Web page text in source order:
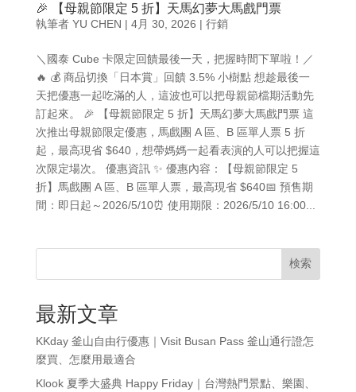
🎉 【母親節限定 5 折】天馬幻夢大馬戲門票
執筆者 YU CHEN | 4月 30, 2026 | 行銷
＼國泰 Cube 卡限定回饋最後一天，把握時間下單啦！／
🔥 💰 商品切換「日本賞」回饋 3.5% 小樹點 想趁最後一
天把優惠一起吃滿的人，這波也可以把母親節檔期活動先
訂起來。 🎉 【母親節限定 5 折】天馬幻夢大馬戲門票 這
次推出母親節限定優惠，馬戲團 A 區、B 區單人票 5 折
起，最高現省 $640，想帶媽媽一起看表演的人可以把握這
次限定場次。 優惠資訊 ✨ 優惠內容：【母親節限定 5
折】馬戲團 A 區、B 區單人票，最高現省 $640📅 預售期
間：即日起～2026/5/10⏰ 使用期限：2026/5/10 16:00...
検索
最新文章
KKday 釜山自由行優惠｜Visit Busan Pass 釜山通行證怎
麼買、怎麼用最適合
Klook 夏季大盛典 Happy Friday｜台灣熱門景點、樂園、